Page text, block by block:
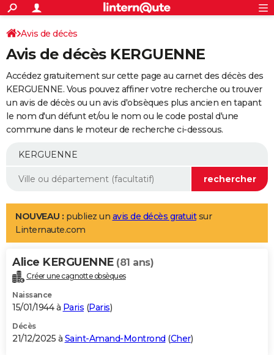
ACTUALITÉS
Politique
Société
Faits Divers
Education
Monde
Villes
+
SPORT
Coupe du monde 2026
Football
Tennis
Cyclisme
Rugby
Forum
Programme TV
TNT
Streaming
Cinéma
Sorties cinéma
Musique
+
FINANCE
Impôts
Immobilier
Risques naturels par ville
Banque
Assurance
Crédit
AUTO
Essais
Réserver un essai
Citadines
Berlines
SUV
Forum auto
+
Mobiles
Meilleur smartphone
Internet
Ordinateurs
Jeux vidéo
Guide high-tech
Aménagement intérieur
LIFESTYLE
Art de vivre
Bien-être
Loisirs
Mode
Modes de vie
Alimentation
Guide de la santé
Maladies
Médicaments
Sommeil
VOYAGE
Destinations
City break
Voyage nature
Voyage de noces
Forum
Climat
+PHOTO
GUIDES D'ACHAT
BONS PLANS
Avis de décès
Avis de décès KERGUENNE
Accédez gratuitement sur cette page au carnet des décès des
KERGUENNE. Vous pouvez affiner votre recherche ou trouver
un avis de décès ou un avis d'obsèques plus ancien en tapant
le nom d'un défunt et/ou le nom ou le code postal d'une
commune dans le moteur de recherche ci-dessous.
NOUVEAU : publiez un avis de décès gratuitsur
Linternaute.com
Alice KERGUENNE (81 ans)
Créer une cagnotte obsèques
Naissance
15/01/1944 à Paris (Paris)
Décès
21/12/2025 à Saint-Amand-Montrond (Cher)